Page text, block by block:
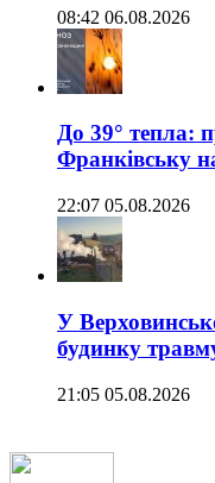
08:42 06.08.2026
До 39° тепла:
Франківську
22:07 05.08.2026
У
будинку
21:05 05.08.2026